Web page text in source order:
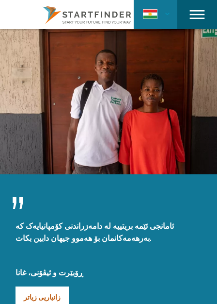
ئامانجی ئێمە بریتییە لە دامەزراندنی کۆمپانیایەک کە
بەرهەمەکانمان بۆ هەموو جیهان دابین بکات.
ڕۆبێرت و ئیڤۆنی، غانا
زانیاریی زیاتر